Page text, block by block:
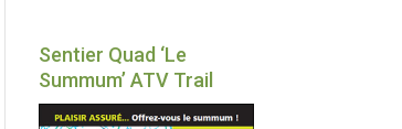
Sentier Quad ‘Le
Summum’ ATV Trail